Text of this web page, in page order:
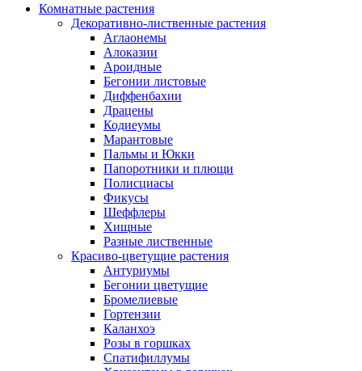
Комнатные растения
Декоративно-лиственные растения
Аглаонемы
Алоказии
Ароидные
Бегонии листовые
Диффенбахии
Драцены
Кодиеумы
Марантовые
Пальмы и Юкки
Папоротники и плющи
Полисциасы
Фикусы
Шеффлеры
Хищные
Разные лиственные
Красиво-цветущие растения
Антуриумы
Бегонии цветущие
Бромелиевые
Гортензии
Каланхоэ
Розы в горшках
Спатифиллумы